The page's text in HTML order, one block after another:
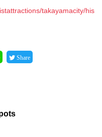
takayamacity/his
Share